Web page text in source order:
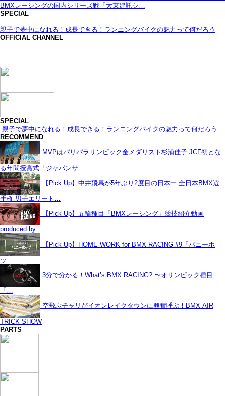
BMXレーシングの国内シリーズ戦「大東建託シ…
SPECIAL
親子で夢中になれる！成長できる！ランニングバイクの魅力って何だろう
OFFICIAL CHANNEL
SPECIAL
親子で夢中になれる！成長できる！ランニングバイクの魅力って何だろう
RECOMMEND
MVPはパリパラリンピック金メダリスト杉浦佳子 JCF初とな
る年間授賞式「ジャパンサ…
【Pick Up】中井飛馬が5年ぶり2度目の日本一 全日本BMX選
手権 男子エリート…
【Pick Up】五輪種目「BMXレーシング」競技紹介動画
produced by …
【Pick Up】HOME WORK for BMX RACING #9「バニーホ
ッ…
3分で分かる！What’s BMX RACING? 〜オリンピック種目
「…
空飛ぶチャリがイオンレイクタウンに興奮呼ぶ！BMX-AIR
TRICK SHOW
PARTS